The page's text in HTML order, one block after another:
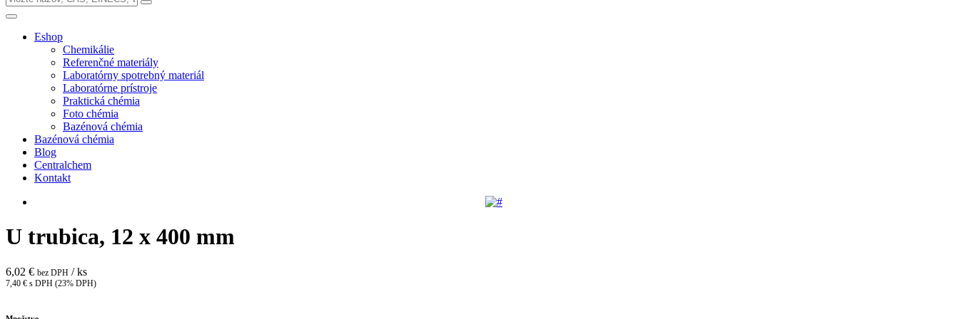
Eshop
Chemikálie
Referenčné materiály
Laboratórny spotrebný materiál
Laboratórne prístroje
Praktická chémia
Foto chémia
Bazénová chémia
Bazénová chémia
Blog
Centralchem
Kontakt
U trubica, 12 x 400 mm
6,02 € bez DPH / ks
7,40 € s DPH (23% DPH)